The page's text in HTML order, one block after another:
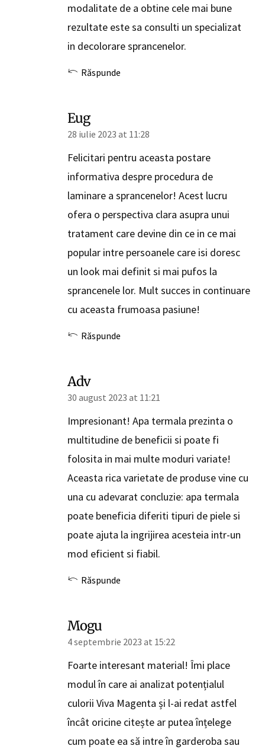
modalitate de a obtine cele mai bune
rezultate este sa consulti un specializat
in decolorare sprancenelor.
Răspunde
Eug
28 iulie 2023 at 11:28
Felicitari pentru aceasta postare
informativa despre procedura de
laminare a sprancenelor! Acest lucru
ofera o perspectiva clara asupra unui
tratament care devine din ce in ce mai
popular intre persoanele care isi doresc
un look mai definit si mai pufos la
sprancenele lor. Mult succes in continuare
cu aceasta frumoasa pasiune!
Răspunde
Adv
30 august 2023 at 11:21
Impresionant! Apa termala prezinta o
multitudine de beneficii si poate fi
folosita in mai multe moduri variate!
Aceasta rica varietate de produse vine cu
una cu adevarat concluzie: apa termala
poate beneficia diferiti tipuri de piele si
poate ajuta la ingrijirea acesteia intr-un
mod eficient si fiabil.
Răspunde
Mogu
4 septembrie 2023 at 15:22
Foarte interesant material! Îmi place
modul în care ai analizat potențialul
culorii Viva Magenta și l-ai redat astfel
încât oricine citește ar putea înțelege
cum poate ea să intre în garderoba sau